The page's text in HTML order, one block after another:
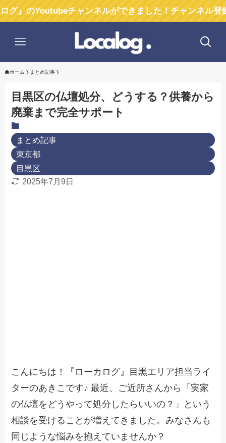
チャンネルができました！チャンネル登録お願いし
ホーム まとめ記事
目黒区の仏壇処分、どうする？供養から
廃棄まで完全サポート
まとめ記事
東京都
目黒区
2025年7月9日
こんにちは！『ローカログ』目黒エリア担当ライ
ターのあきこです♪ 最近、ご近所さんから「実家
の仏壇をどうやって処分したらいいの？」という
相談を受けることが増えてきました。みなさんも
同じような悩みを抱えていませんか？